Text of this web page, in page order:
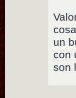
un
con